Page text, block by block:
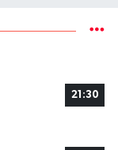
21:30